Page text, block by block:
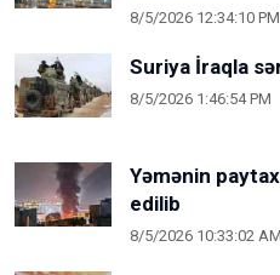
8/5/2026 12:34:10 PM
Suriya İraqla
8/5/2026 1:46:54 PM
Yəmənin
edilib
8/5/2026 10:33:02 AM